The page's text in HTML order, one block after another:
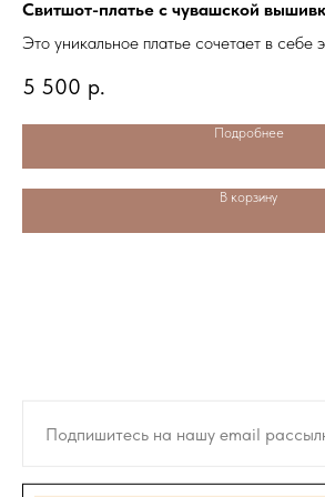
Свитшот-платье с чувашской
Это уникальное платье сочетает в себе
узоров.
5 500 р.
Подробнее
В корзину